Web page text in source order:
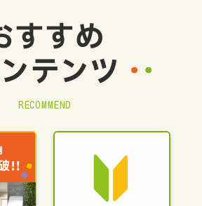
すすめ
テンツ
RECOMMEND